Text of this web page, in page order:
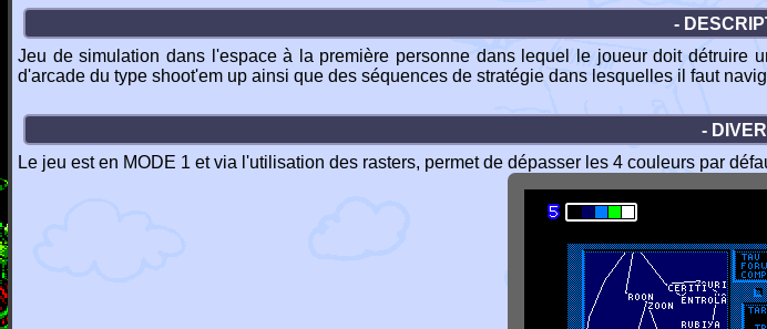
-
Jeu de simulation dans l'espace à la première personne dans lequel le joueur doit
d'arcade du type shoot'em up ainsi que des séquences de stratégie dans lesquelles il faut
-
Le jeu est en MODE 1 et via l'utilisation des rasters, permet de dépasser les 4 couleurs par